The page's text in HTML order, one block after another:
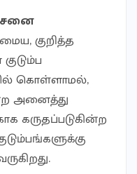
குறித்த
கொள்ளாமல்,
அனைத்து
கருதப்படுகின்ற